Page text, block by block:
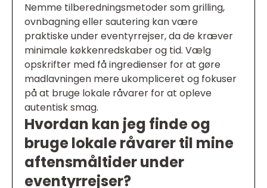
Nemme tilberedningsmetoder som grilling,
ovnbagning eller sautering kan være
praktiske under eventyrrejser, da de kræver
minimale køkkenredskaber og tid. Vælg
opskrifter med få ingredienser for at gøre
madlavningen mere ukompliceret og fokuser
på at bruge lokale råvarer for at opleve
autentisk smag.
Hvordan kan jeg finde og
bruge lokale råvarer til mine
aftensmåltider under
eventyrrejser?